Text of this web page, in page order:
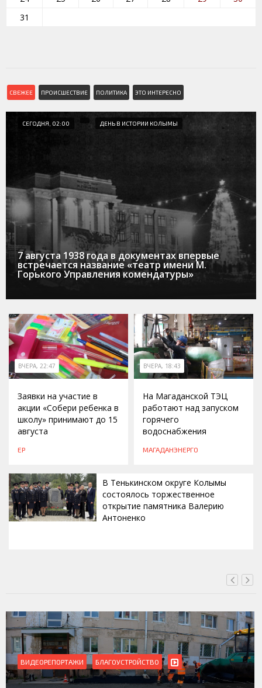
31
СВЕЖЕЕ ПРОИСШЕСТВИЕ ПОЛИТИКА ЭТО ИНТЕРЕСНО
СЕГОДНЯ, 02:00 ДЕНЬ В ИСТОРИИ КОЛЫМЫ
7 августа 1938 года в документах впервые
встречается название «театр имени М.
Горького Управления комендатуры»
ВЧЕРА, 22:47
Заявки на участие в
акции «Собери ребенка в
школу» принимают до 15
августа
ЕР
ВЧЕРА, 18:43
На Магаданской ТЭЦ
работают над запуском
горячего
водоснабжения
МАГАДАНЭНЕРГО
В Тенькинском округе Колымы
состоялось торжественное
открытие памятника Валерию
Антоненко
ВИДЕОРЕПОРТАЖИ